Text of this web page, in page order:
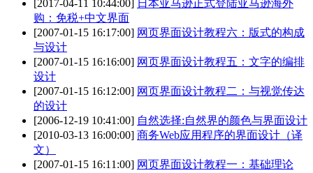
[2017-04-11 10:44:00] 日本亚马逊正式登陆亚马逊海外
购：免税+中文界面
[2007-01-15 16:17:00] 网页界面设计教程六：版式的构成
与设计
[2007-01-15 16:16:00] 网页界面设计教程五：文字的编排
设计
[2007-01-15 16:12:00] 网页界面设计教程二：与视觉传达
的设计
[2006-12-19 10:41:00] 自然选择:自然界的颜色与界面设计
[2010-03-13 16:00:00] 商务Web应用程序的界面设计（译
文）
[2007-01-15 16:11:00] 网页界面设计教程一：基础理论